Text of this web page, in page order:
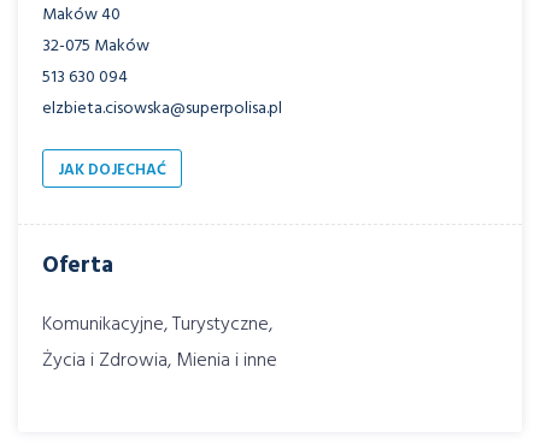
Maków 40
32-075 Maków
513 630 094
elzbieta.cisowska@superpolisa.pl
JAK DOJECHAĆ
Oferta
Komunikacyjne, Turystyczne,
Życia i Zdrowia, Mienia i inne